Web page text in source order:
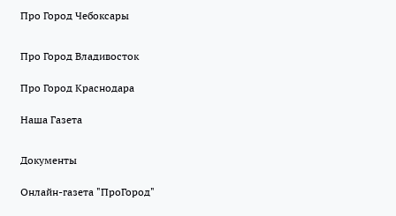
Про Город Чебоксары
Про Город Владивосток
Про Город Краснодара
Наша Газета
Документы
Онлайн-газета "ПроГород"